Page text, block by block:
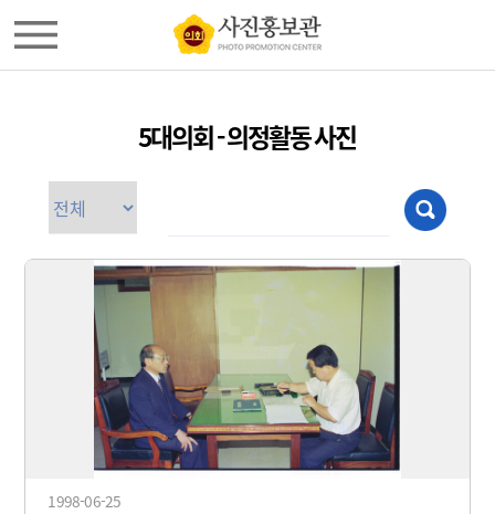
5대의회 - 의정활동 사진
1998-06-25